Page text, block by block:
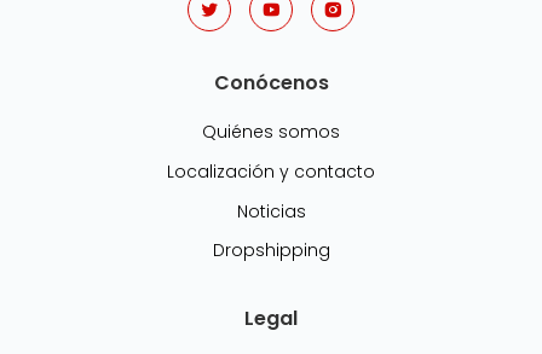
Conócenos
Quiénes somos
Localización y contacto
Noticias
Dropshipping
Legal